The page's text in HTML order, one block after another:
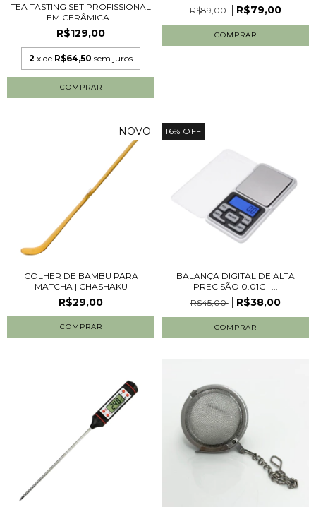
TEA TASTING SET PROFISSIONAL
EM CERÂMICA...
R$129,00
2 x de R$64,50 sem juros
R$89,00
R$79,00
NOVO
COLHER DE BAMBU PARA
MATCHA | CHASHAKU
R$29,00
16% OFF
BALANÇA DIGITAL DE ALTA
PRECISÃO 0.01G -...
R$45,00
R$38,00